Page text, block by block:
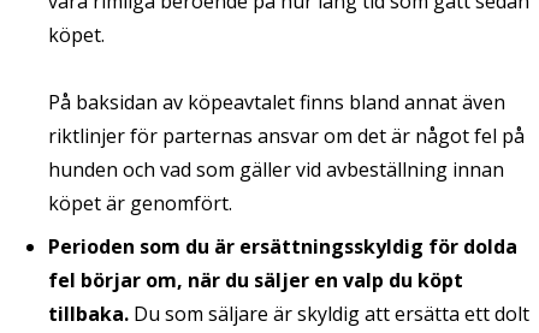
köpet.
På baksidan av köpeavtalet finns bland annat även
riktlinjer för parternas ansvar om det är något fel på
hunden och vad som gäller vid avbeställning innan
köpet är genomfört.
Perioden som du är ersättningsskyldig för dolda
fel börjar om, när du säljer en valp du köpt
tillbaka. Du som säljare är skyldig att ersätta ett dolt